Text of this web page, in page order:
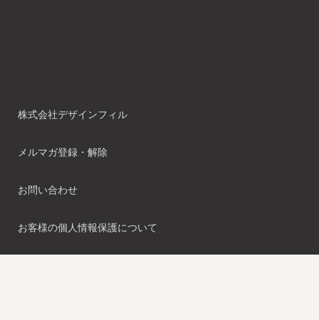
株式会社デザインフィル
メルマガ登録・解除
お問い合わせ
お客様の個人情報保護について